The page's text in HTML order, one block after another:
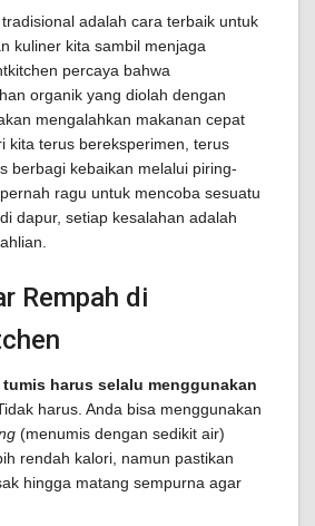
adalah cara terbaik untuk
kuliner kita sambil menjaga
percaya bahwa
organik yang diolah dengan
mengalahkan makanan cepat
kita terus bereksperimen, terus
berbagi kebaikan melalui piring-
ragu untuk mencoba sesuatu
dapur, setiap kesalahan adalah
Rempah di
harus selalu menggunakan
harus. Anda bisa menggunakan
(menumis dengan sedikit air)
rendah kalori, namun pastikan
hingga matang sempurna agar